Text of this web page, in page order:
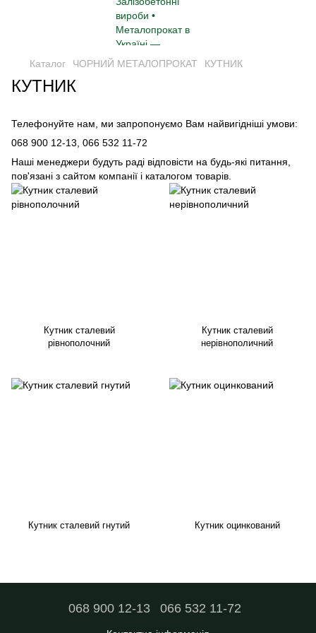
Каталог ЧОРНИЙ МЕТАЛОПРОКАТ КУТНИК
КУТНИК
Телефонуйте нам, ми запропонуємо Вам найвигідніші умови:
068 900 12-13, 066 532 11-72
Наші менеджери будуть раді відповісти на будь-які питання,
пов'язані з сайтом компанії і каталогом товарів.
Кутник сталевий
рівнополочний
Кутник сталевий
нерівнополичний
Кутник сталевий гнутий Кутник оцинкований
068 900 12-13 066 532 11-72